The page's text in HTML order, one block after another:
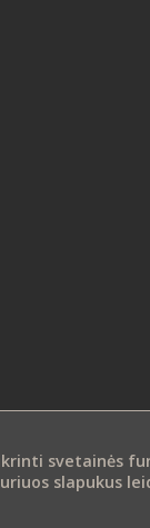
svetainės
slapukus